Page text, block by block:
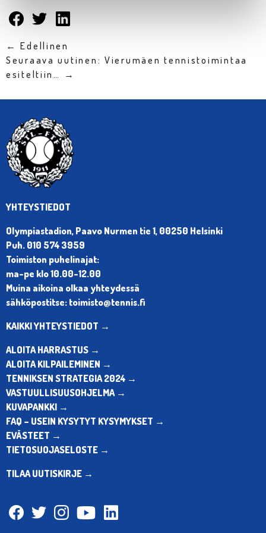
← Edellinen
Seuraava uutinen: Vierumäen tennistoimintaa
esiteltiin… →
YHTEYSTIEDOT
Olympiastadion, Paavo Nurmen tie 1, 00250 Helsinki
Puh. 010 574 3959
Toimiston puhelinajat:
ma-pe klo 10.00-12.00
Muina aikoina olkaa yhteydessä
sähköpostitse: toimisto@tennis.fi
KAIKKI YHTEYSTIEDOT →
ALOITA HARRASTUS →
ALOITA KILPAILEMINEN →
TENNIKSEN STRATEGIA 2024 →
VASTUULLISUUSOHJELMA →
KUVAPANKKI →
FAQ – USEIN KYSYTYT KYSYMYKSET →
EVÄSTEET →
TIETOSUOJASELOSTE →
TILAA UUTISKIRJE →